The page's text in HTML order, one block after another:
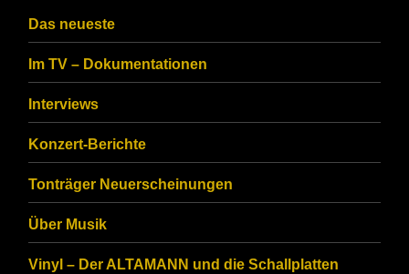
Das neueste
Im TV – Dokumentationen
Interviews
Konzert-Berichte
Tonträger Neuerscheinungen
Über Musik
Vinyl – Der ALTAMANN und die Schallplatten